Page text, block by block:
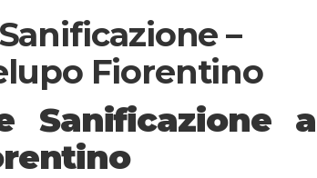
–
Fiorentino
Sanificazione a